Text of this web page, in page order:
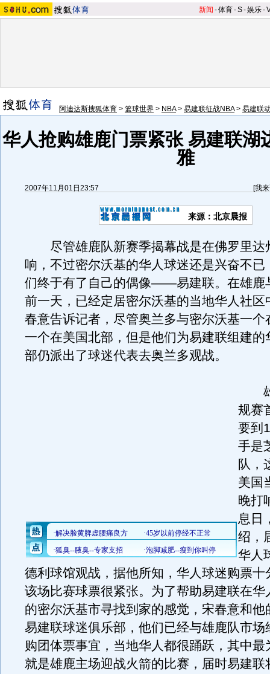
新闻 -体育-S-娱乐-
阿迪达斯搜狐体育 > 篮球世界 > NBA> 易建联征战NBA> 易建联
华人抢购雄鹿门票紧张 易建联湖
雅
2007年11月01日23:57 [我
来源：北京晨报
尽管雄鹿队新赛季揭幕战是在佛罗里达
响，不过密尔沃基的华人球迷还是兴奋不已
们终于有了自己的偶像——易建联。在雄鹿
前一天，已经定居密尔沃基的当地华人社区
春意告诉记者，尽管奥兰多与密尔沃基一个
一个在美国北部，但是他们为易建联组建的
部仍派出了球迷代表去奥兰多观战。
雄
规赛
要到
手是
队，
美国
晚打
息日
绍，
华人
德利球馆观战，据他所知，华人球迷购票十
该场比赛球票很紧张。为了帮助易建联在华
的密尔沃基市寻找到家的感觉，宋春意和他
易建联球迷俱乐部，他们已经与雄鹿队市场
购团体票事宜，当地华人都很踊跃，其中最
就是雄鹿主场迎战火箭的比赛，届时易建联